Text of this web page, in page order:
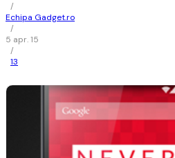
/
Echipa Gadget.ro
/
5 apr. 15
/
13